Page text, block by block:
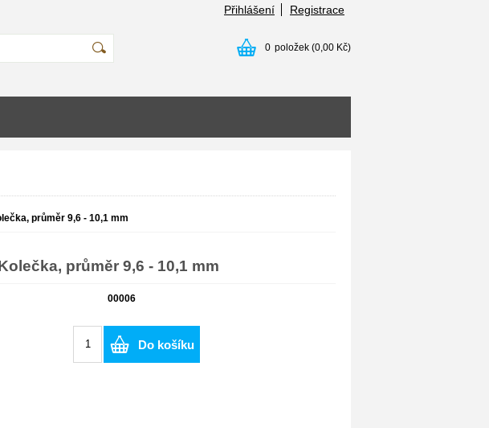
Přihlášení Registrace
0 položek (0,00 Kč)
průměr 9,6 - 10,1 mm
průměr 9,6 - 10,1 mm
00006
Do košíku